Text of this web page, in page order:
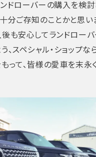
ドローバーの購入を検
分ご存知のことかと思い
も安心してランドロー
、スペシャル・ショップな
って、皆様の愛車を末永